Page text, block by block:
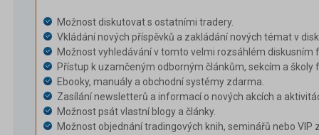
Možnost diskutovat s ostatními tradery.
Vkládání nových příspěvků a zakládání nových témat v
Možnost vyhledávání v tomto velmi rozsáhlém diskusním
Přístup k uzamčeným odborným článkům, sekcím a školy
Ebooky, manuály a obchodní systémy zdarma.
Zasílání newsletterů a informací o nových akcích a
Možnost psát vlastní blogy a články.
Možnost objednání tradingových knih, seminářů nebo VIP